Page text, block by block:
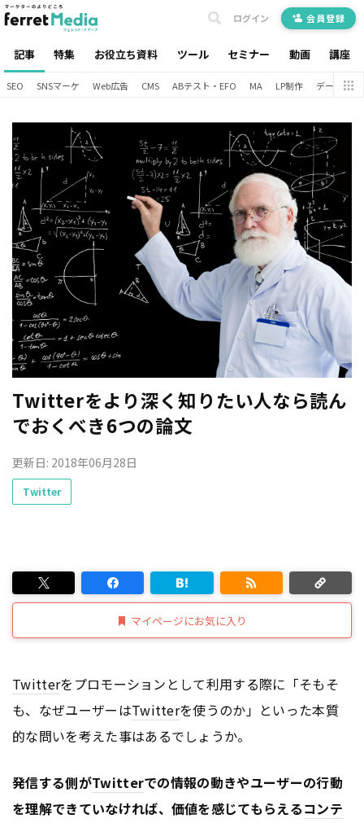
記事 特集 お役立ち資料 ツール セミナー 動画 講座
ログイン 会員登録
SEO SNSマーケ Web広告 CMS ABテスト・EFO MA LP制作 データ分析
Twitterをより深く知りたい人なら読ん
でおくべき6つの論文
更新日: 2018年06月28日
Twitter
マイページにお気に入り
Twitterをプロモーションとして利用する際に「そもそ
も、なぜユーザーはTwitterを使うのか」といった本質
的な問いを考えた事はあるでしょうか。
発信する側がTwitterでの情報の動きやユーザーの行動
を理解できていなければ、価値を感じてもらえるコンテ